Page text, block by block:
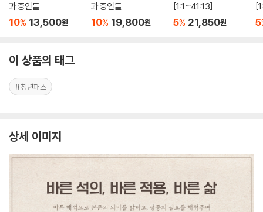
과 증인들
10% 13,500원
과 증인들
10% 19,800원
[1:1~41:13]
5% 21,850원 5
이 상품의 태그
#청년패스
상세 이미지